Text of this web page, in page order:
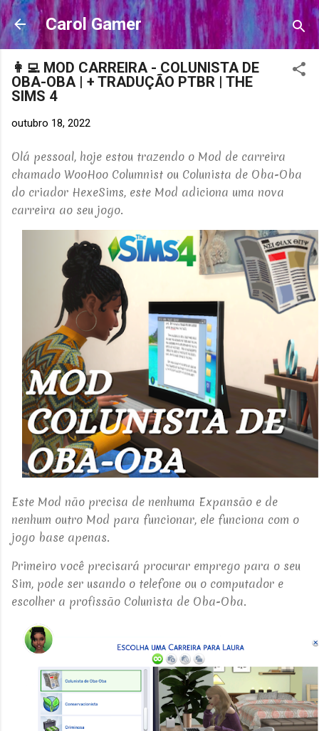
Pular para o conteúdo principal
Carol Gamer
👩‍💻 MOD CARREIRA - COLUNISTA DE
OBA-OBA | + TRADUÇÃO PTBR | THE
SIMS 4
outubro 18, 2022
Olá pessoal, hoje estou trazendo o Mod de carreira
chamado WooHoo Columnist ou Colunista de Oba-Oba
do criador HexeSims, este Mod adiciona uma nova
carreira ao seu jogo.
Este Mod não precisa de nenhuma Expansão e de
nenhum outro Mod para funcionar, ele funciona com o
jogo base apenas.
Primeiro você precisará procurar emprego para o seu
Sim, pode ser usando o telefone ou o computador e
escolher a profissão Colunista de Oba-Oba.